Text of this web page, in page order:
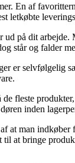
En af
letkøbte
på dit
står og falder
er selvfølgelig
fleste
inden
at man
at bringe